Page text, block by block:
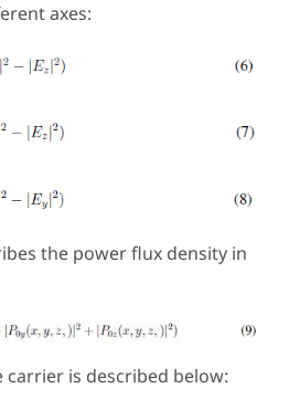
axes:
the power flux density in
is described below: